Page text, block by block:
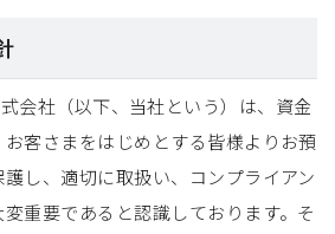
会社（以下、当社という）は、資金
客さまをはじめとする皆様よりお預
し、適切に取扱い、コンプライアン
重要であると認識しております。そ